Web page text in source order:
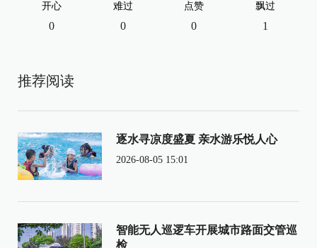
开心
0
难过
0
点赞
0
飘过
1
推荐阅读
逐水寻凉度盛夏 亲水游乐悦人心
2026-08-05 15:01
智能无人巡逻车开展城市路面交管巡
检